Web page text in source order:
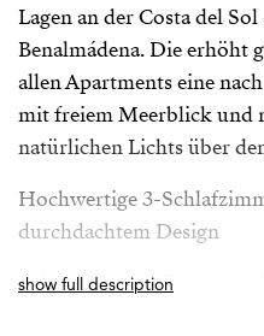
Lagen an der Costa del
Benalmádena. Die erhöht
allen Apartments eine
mit freiem Meerblick und
natürlichen Lichts über
Hochwertige 3-
durchdachtem Design
Jede Wohnung überzeugt
show full description